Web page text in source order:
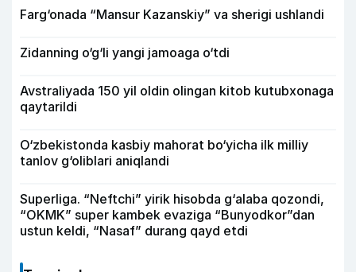
Farg‘onada “Mansur Kazanskiy” va sherigi ushlandi
Zidanning o‘g‘li yangi jamoaga o‘tdi
Avstraliyada 150 yil oldin olingan kitob kutubxonaga
qaytarildi
O‘zbekistonda kasbiy mahorat bo‘yicha ilk milliy
tanlov g‘oliblari aniqlandi
Superliga. “Neftchi” yirik hisobda g‘alaba qozondi,
“OKMK” super kambek evaziga “Bunyodkor”dan
ustun keldi, “Nasaf” durang qayd etdi